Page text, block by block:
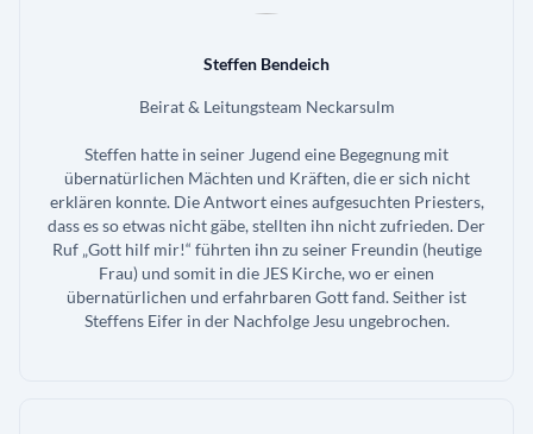
Steffen Bendeich
Beirat & Leitungsteam Neckarsulm
Steffen hatte in seiner Jugend eine Begegnung mit
übernatürlichen Mächten und Kräften, die er sich nicht
erklären konnte. Die Antwort eines aufgesuchten Priesters,
dass es so etwas nicht gäbe, stellten ihn nicht zufrieden. Der
Ruf „Gott hilf mir!“ führten ihn zu seiner Freundin (heutige
Frau) und somit in die JES Kirche, wo er einen
übernatürlichen und erfahrbaren Gott fand. Seither ist
Steffens Eifer in der Nachfolge Jesu ungebrochen.